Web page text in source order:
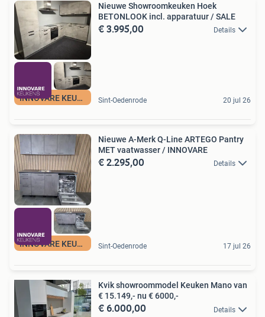
INNOVARE KEUKENS
Nieuwe Showroomkeuken Hoek
BETONLOOK incl. apparatuur / SALE
€ 3.995,00 Details
Sint-Oedenrode 20 jul 26
INNOVARE KEUKENS
Nieuwe A-Merk Q-Line ARTEGO Pantry
MET vaatwasser / INNOVARE
€ 2.295,00 Details
Sint-Oedenrode 17 jul 26
Kvik showroommodel Keuken Mano van
€ 15.149,- nu € 6000,-
€ 6.000,00 Details